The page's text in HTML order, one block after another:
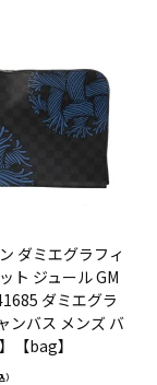
ダミエグラフィ
ト ジュール GM
ダミエグラ
ンバス メンズ バ
【bag】
）